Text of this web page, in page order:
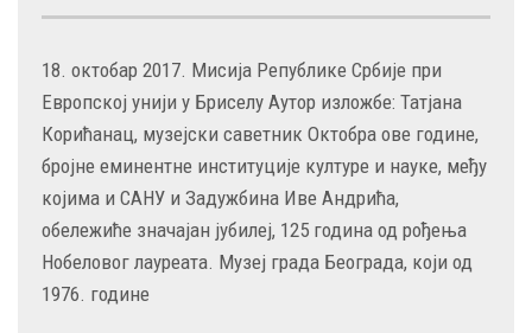
18. октобар 2017. Мисија Републике Србије при
Европској унији у Бриселу Аутор изложбе: Татјана
Корићанац, музејски саветник Октобра ове године,
бројне еминентне институције културе и науке, међу
којима и САНУ и Задужбина Иве Андрића,
обележиће значајан јубилеј, 125 година од рођења
Нобеловог лауреата. Музеј града Београда, који од
1976. године